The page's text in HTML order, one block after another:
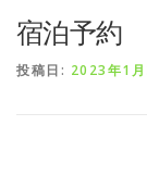
宿泊予約
投稿日: 2023年1